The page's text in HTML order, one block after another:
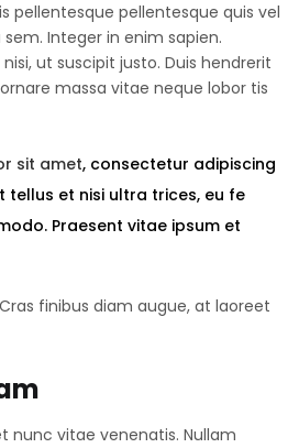
pellentesque pellentesque quis vel
Integer in enim sapien.
ut suscipit justo. Duis hendrerit
massa vitae neque lobor tis
sit amet, consectetur adipiscing
tellus et nisi ultra trices, eu fe
Praesent vitae ipsum et
finibus diam augue, at laoreet
nunc vitae venenatis. Nullam